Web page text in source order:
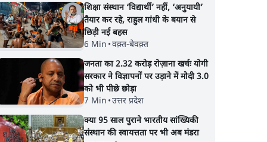
शिक्षा संस्थान ‘विद्यार्थी’ नहीं, ‘अनुयायी’
तैयार कर रहे, राहुल गांधी के बयान से
छिड़ी नई बहस
6 Min •वक़्त-बेवक़्त
जनता का 2.32 करोड़ रोज़ाना खर्चः योगी
सरकार ने विज्ञापनों पर उड़ाने में मोदी 3.0
को भी पीछे छोड़ा
7 Min •उत्तर प्रदेश
क्या 95 साल पुराने भारतीय सांख्यिकी
संस्थान की स्वायत्तता पर भी अब मंडरा